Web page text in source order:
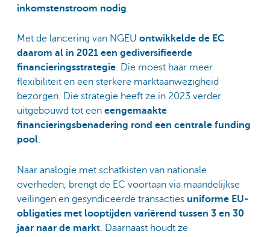
inkomstenstroom nodig.
Met de lancering van NGEU ontwikkelde de EC
daarom al in 2021 een gediversifieerde
financieringsstrategie. Die moest haar meer
flexibiliteit en een sterkere marktaanwezigheid
bezorgen. Die strategie heeft ze in 2023 verder
uitgebouwd tot een eengemaakte
financieringsbenadering rond een centrale funding
pool.
Naar analogie met schatkisten van nationale
overheden, brengt de EC voortaan via maandelijkse
veilingen en gesyndiceerde transacties uniforme EU-
obligaties met looptijden variërend tussen 3 en 30
jaar naar de markt . Daarnaast houdt ze